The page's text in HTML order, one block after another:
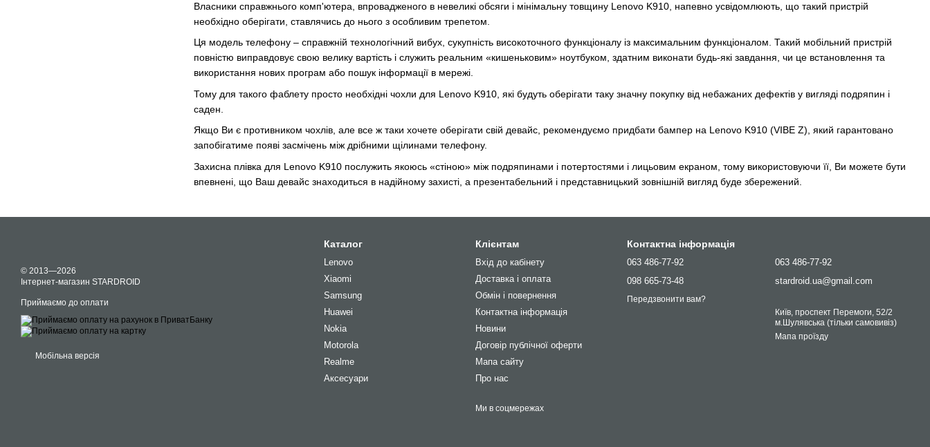
Власники справжнього комп'ютера, впровадженого в невеликі обсяги і мінімальну товщину Lenovo K910, напевно усвідомлюють, що такий пристрій
необхідно оберігати, ставлячись до нього з особливим трепетом.
Ця модель телефону – справжній технологічний вибух, сукупність високоточного функціоналу із максимальним функціоналом. Такий мобільний пристрій
повністю виправдовує свою велику вартість і служить реальним «кишеньковим» ноутбуком, здатним виконати будь-які завдання, чи це встановлення та
використання нових програм або пошук інформації в мережі.
Тому для такого фаблету просто необхідні чохли для Lenovo K910, які будуть оберігати таку значну покупку від небажаних дефектів у вигляді подряпин і
саден.
Якщо Ви є противником чохлів, але все ж таки хочете оберігати свій девайс, рекомендуємо придбати бампер на Lenovo K910 (VIBE Z), який гарантовано
запобігатиме появі засмічень між дрібними щілинами телефону.
Захисна плівка для Lenovo K910 послужить якоюсь «стіною» між подряпинами і потертостями і лицьовим екраном, тому використовуючи її, Ви можете бути
впевнені, що Ваш девайс знаходиться в надійному захисті, а презентабельний і представницький зовнішній вигляд буде збережений.
© 2013—2026
Інтернет-магазин STARDROID
Приймаємо до оплати
Мобільна версія
Каталог
Lenovo
Xiaomi
Samsung
Huawei
Nokia
Motorola
Realme
Аксесуари
Клієнтам
Вхід до кабінету
Доставка і оплата
Обмін і повернення
Контактна інформація
Новини
Договір публічної оферти
Мапа сайту
Про нас
Ми в соцмережах
Контактна інформація
063 486-77-92
098 665-73-48
Передзвонити вам?
063 486-77-92
stardroid.ua@gmail.com
Київ, проспект Перемоги, 52/2
м.Шулявська (тільки самовивіз)
Мапа проїзду